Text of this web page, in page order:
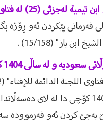
و لەلاپەڕە 154- 155دا ، باسی لەوە کردووە
فەرمانی پێکردن ئەو ڕۆژە
باز" (15/158) .
الدائمة ) فەتوایان دا بەگرتنەوەی ئەو ڕۆژەی کەنەیان گرتبوو لەسەرەتایی ڕەمەزانەوە .
الدائمة للإفتاء" (10/122)]دا ، هاتووە:
لە ساڵی ساڵی 1404 کۆچی دا
کردن ئەو فەرموودە